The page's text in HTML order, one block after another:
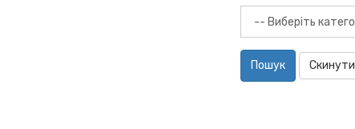
Пошук Скинути